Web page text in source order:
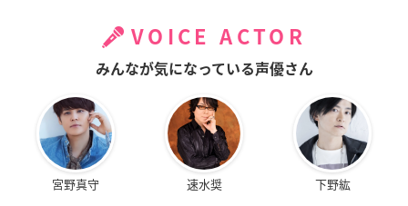
VOICE ACTOR
みんなが気になっている声優さん
宮野真守 速水奨 下野紘